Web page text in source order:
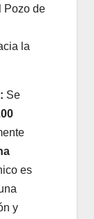
Pozo de
la
Se
es
y